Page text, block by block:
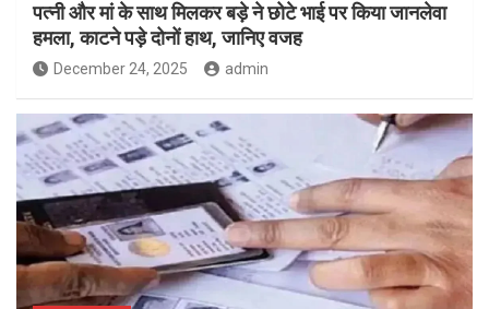
पत्नी और मां के साथ मिलकर बड़े ने छोटे भाई पर किया जानलेवा
हमला, काटने पड़े दोनों हाथ, जानिए वजह
December 24, 2025 admin